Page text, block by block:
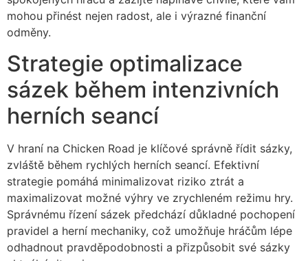
mohou přinést nejen radost, ale i výrazné finanční
odměny.
Strategie optimalizace
sázek během intenzivních
herních seancí
V hraní na Chicken Road je klíčové správně řídit sázky,
zvláště během rychlých herních seancí. Efektivní
strategie pomáhá minimalizovat riziko ztrát a
maximalizovat možné výhry ve zrychleném režimu hry.
Správnému řízení sázek předchází důkladné pochopení
pravidel a herní mechaniky, což umožňuje hráčům lépe
odhadnout pravděpodobnosti a přizpůsobit své sázky